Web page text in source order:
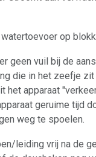
op
geen vuil bij de
die in het zeefje
het apparaat
geruime tijd
weg te spoelen.
leiding vrij na de